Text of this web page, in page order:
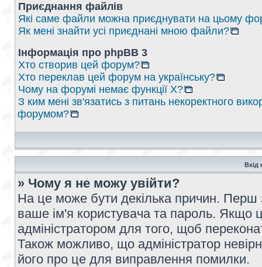
Приєднання файлів
Які саме файли можна приєднувати на цьому
Як мені знайти усі приєднані мною файли?
Інформація про phpBB 3
Хто створив цей форум?
Хто переклав цей форум на українську?
Чому на форумі немає функції X?
З ким мені зв'язатись з питань некоректного
форумом?
Вхід
» Чому я не можу увійти?
На це може бути декілька причин. Перш
ваше ім'я користувача та пароль. Якщо
адміністратором для того, щоб
Також можливо, що адміністратор
його про це для виправлення помилки.